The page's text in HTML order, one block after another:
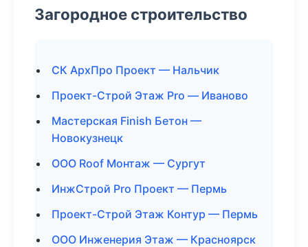
Загородное строительство
СК АрхПро Проект — Нальчик
Проект-Строй Этаж Pro — Иваново
Мастерская Finish Бетон —
Новокузнецк
ООО Roof Монтаж — Сургут
ИнжСтрой Pro Проект — Пермь
Проект-Строй Этаж Контур — Пермь
ООО Инженерия Этаж — Красноярск